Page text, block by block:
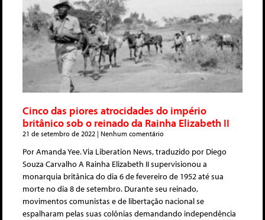
Cinco das piores atrocidades do império
britânico sob o reinado da Rainha Elizabeth II
21 de setembro de 2022 Nenhum comentário
Por Amanda Yee. Via Liberation News, traduzido por Diego
Souza Carvalho A Rainha Elizabeth II supervisionou a
monarquia britânica do dia 6 de fevereiro de 1952 até sua
morte no dia 8 de setembro. Durante seu reinado,
movimentos comunistas e de libertação nacional se
espalharam pelas suas colônias demandando independência